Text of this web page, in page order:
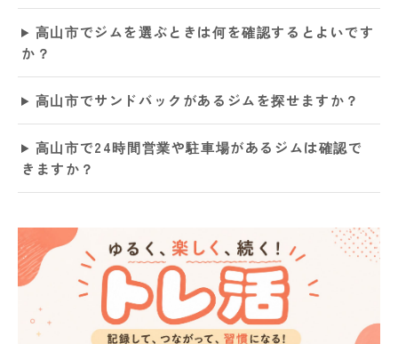
高山市でジムを選ぶときは何を確認するとよいです
か？
高山市でサンドバックがあるジムを探せますか？
高山市で24時間営業や駐車場があるジムは確認で
きますか？